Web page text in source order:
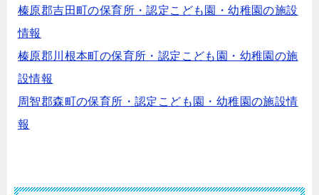
榛原郡吉田町の保育所・認定こども園・幼稚園の施設
情報
榛原郡川根本町の保育所・認定こども園・幼稚園の施
設情報
周智郡森町の保育所・認定こども園・幼稚園の施設情
報